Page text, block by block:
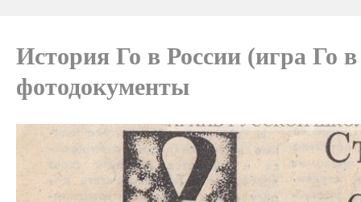
История Го в России (игра Го
фотодокументы